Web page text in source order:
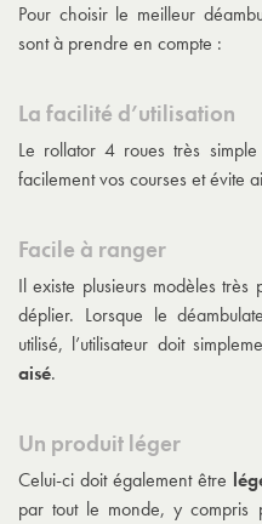
Pour choisir le meilleur
sont à prendre en compte :
La facilité d’utilisation
Le rollator 4 roues très
facilement vos courses et évite
Facile à ranger
Il existe plusieurs modèles
déplier. Lorsque le
utilisé, l’utilisateur doit
aisé.
Un produit léger
Celui-ci doit également être
par tout le monde, y compris